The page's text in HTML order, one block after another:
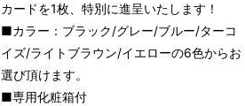
カードを1枚、特別に進呈いたします！
■カラー：ブラック/グレー/ブルー/ターコ
イズ/ライトブラウン/イエローの6色からお
選び頂けます。
■専用化粧箱付